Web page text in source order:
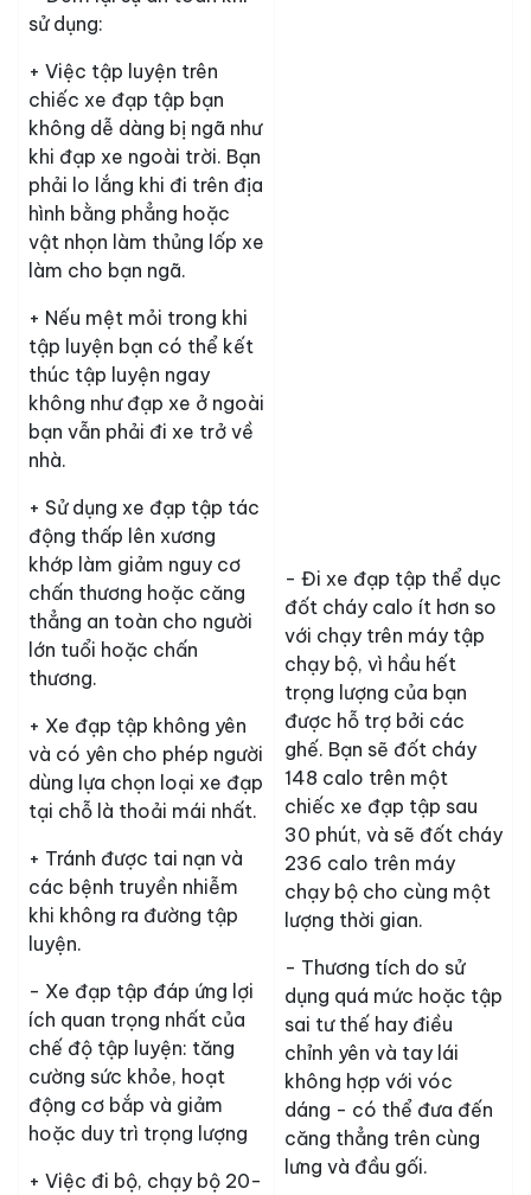
sử dụng:
+ Việc tập luyện trên
chiếc xe đạp tập bạn
không dễ dàng bị ngã như
khi đạp xe ngoài trời. Bạn
phải lo lắng khi đi trên địa
hình bằng phẳng hoặc
vật nhọn làm thủng lốp xe
làm cho bạn ngã.
+ Nếu mệt mỏi trong khi
tập luyện bạn có thể kết
thúc tập luyện ngay
không như đạp xe ở ngoài
bạn vẫn phải đi xe trở về
nhà.
+ Sử dụng xe đạp tập tác
động thấp lên xương
khớp làm giảm nguy cơ
chấn thương hoặc căng
thẳng an toàn cho người
lớn tuổi hoặc chấn
thương.
+ Xe đạp tập không yên
và có yên cho phép người
dùng lựa chọn loại xe đạp
tại chỗ là thoải mái nhất.
+ Tránh được tai nạn và
các bệnh truyền nhiễm
khi không ra đường tập
luyện.
- Xe đạp tập đáp ứng lợi
ích quan trọng nhất của
chế độ tập luyện: tăng
cường sức khỏe, hoạt
động cơ bắp và giảm
hoặc duy trì trọng lượng
+ Việc đi bộ, chạy bộ 20-
- Đi xe đạp tập thể dục
đốt cháy calo ít hơn so
với chạy trên máy tập
chạy bộ, vì hầu hết
trọng lượng của bạn
được hỗ trợ bởi các
ghế. Bạn sẽ đốt cháy
148 calo trên một
chiếc xe đạp tập sau
30 phút, và sẽ đốt cháy
236 calo trên máy
chạy bộ cho cùng một
lượng thời gian.
- Thương tích do sử
dụng quá mức hoặc tập
sai tư thế hay điều
chỉnh yên và tay lái
không hợp với vóc
dáng - có thể đưa đến
căng thẳng trên cùng
lưng và đầu gối.